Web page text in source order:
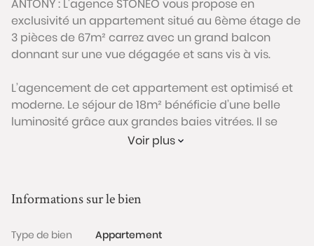
ANTONY : L'agence STONEO vous propose en
exclusivité un appartement situé au 6ème étage de
3 pièces de 67m² carrez avec un grand balcon
donnant sur une vue dégagée et sans vis à vis.
L’agencement de cet appartement est optimisé et
moderne. Le séjour de 18m² bénéficie d’une belle
luminosité grâce aux grandes baies vitrées. Il se
prolonge sur un grand balcon permettant d’y
La cuisine attenante peut être ouverte sur le séjour
partie nuit se compose de deux chambres situées
Voir plus
Informations sur le bien
Type de bien
Appartement